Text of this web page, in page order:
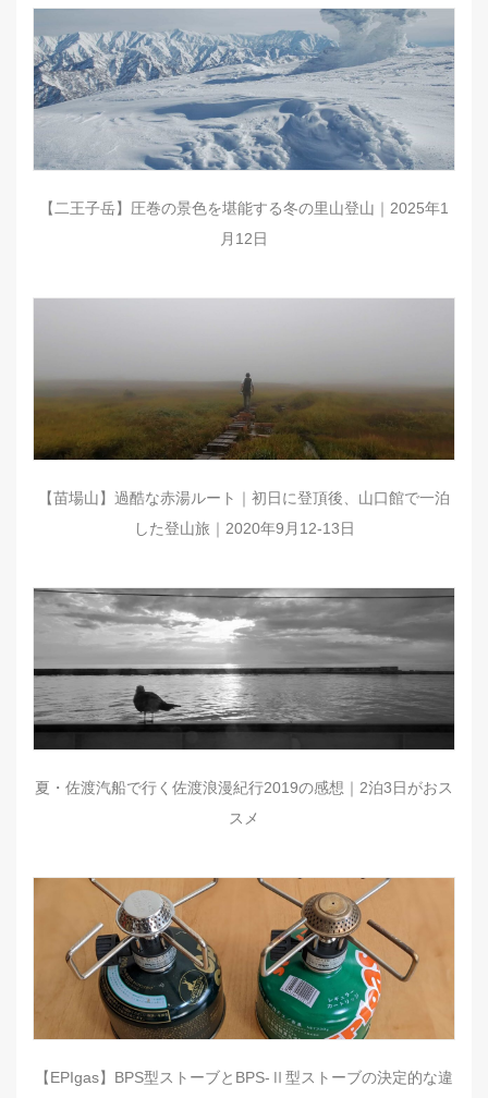
【二王子岳】圧巻の景色を堪能する冬の里山登山｜2025年1
月12日
【苗場山】過酷な赤湯ルート｜初日に登頂後、山口館で一泊
した登山旅｜2020年9月12-13日
夏・佐渡汽船で行く佐渡浪漫紀行2019の感想｜2泊3日がおス
スメ
【EPIgas】BPS型ストーブとBPS-Ⅱ型ストーブの決定的な違